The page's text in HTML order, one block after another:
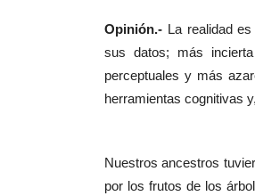
Opinión.- La realidad
sus datos; más
perceptuales y más
herramientas cognitivas
Nuestros ancestros
por los frutos de los